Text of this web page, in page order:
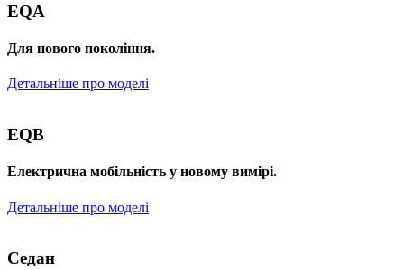
EQA
Для нового покоління.
Детальніше про моделі
EQB
Електрична мобільність у новому вимірі.
Детальніше про моделі
Седан